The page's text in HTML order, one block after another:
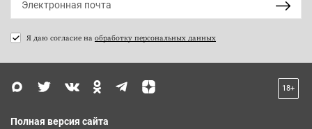
Я даю согласие на обработку персональных данных
18+
Полная версия сайта